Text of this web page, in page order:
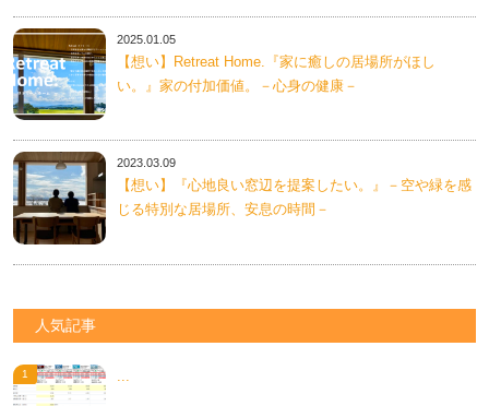
2025.01.05
【想い】Retreat Home.『家に癒しの居場所がほし
い。』家の付加価値。－心身の健康－
2023.03.09
【想い】『心地良い窓辺を提案したい。』－空や緑を感
じる特別な居場所、安息の時間－
人気記事
...